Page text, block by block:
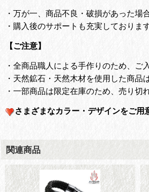
・ 万が一、商品不良・破損があった場
・ 購入後のサポートも充実しておりま
【ご注意】
・全商品職人による手作りのため、ご
・天然鉱石・天然木材を使用した商品
・一部商品は限定在庫のため、売り切
さまざまなカラー・デザインをご用
関連商品